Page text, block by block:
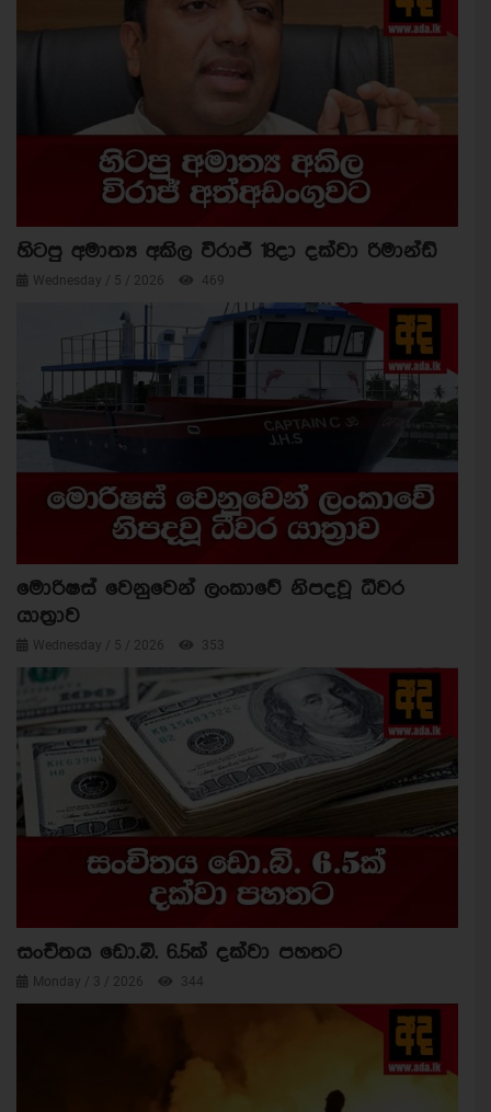
හිටපු අමාත්‍ය අකිල විරාජ් 18දා දක්වා රිමාන්ඩ්
Wednesday / 5 / 2026 469
මොරිෂස් වෙනුවෙන් ලංකාවේ නිපදවූ ධීවර
යාත්‍රාව
Wednesday / 5 / 2026 353
සංචිතය ඩො.බි. 6.5ක් දක්වා පහතට
Monday / 3 / 2026 344